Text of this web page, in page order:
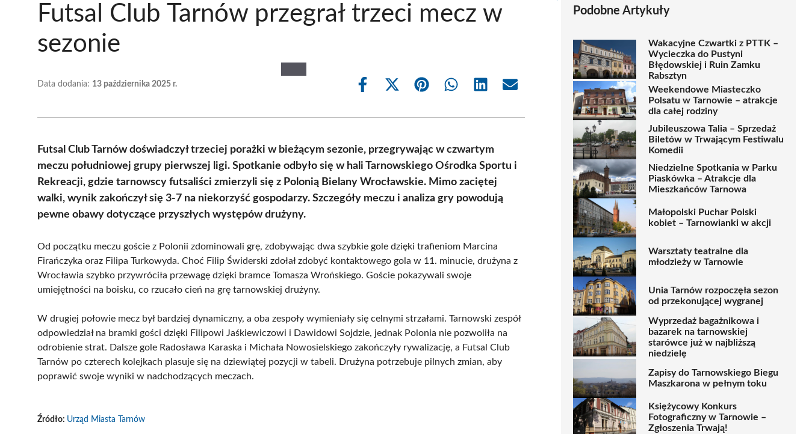
Futsal Club Tarnów przegrał trzeci mecz w
sezonie
Data dodania: 13 października 2025 r.
Share
Share
(Twitter)
Share Share Share Share
Futsal Club Tarnów doświadczył trzeciej porażki w bieżącym sezonie, przegrywając w czwartym
meczu południowej grupy pierwszej ligi. Spotkanie odbyło się w hali Tarnowskiego Ośrodka Sportu i
Rekreacji, gdzie tarnowscy futsaliści zmierzyli się z Polonią Bielany Wrocławskie. Mimo zaciętej
walki, wynik zakończył się 3-7 na niekorzyść gospodarzy. Szczegóły meczu i analiza gry powodują
pewne obawy dotyczące przyszłych występów drużyny.
Od początku meczu goście z Polonii zdominowali grę, zdobywając dwa szybkie gole dzięki trafieniom Marcina
Firańczyka oraz Filipa Turkowyda. Choć Filip Świderski zdołał zdobyć kontaktowego gola w 11. minucie, drużyna z
Wrocławia szybko przywróciła przewagę dzięki bramce Tomasza Wrońskiego. Goście pokazywali swoje
umiejętności na boisku, co rzucało cień na grę tarnowskiej drużyny.
W drugiej połowie mecz był bardziej dynamiczny, a oba zespoły wymieniały się celnymi strzałami. Tarnowski zespół
odpowiedział na bramki gości dzięki Filipowi Jaśkiewiczowi i Dawidowi Sojdzie, jednak Polonia nie pozwoliła na
odrobienie strat. Dalsze gole Radosława Karaska i Michała Nowosielskiego zakończyły rywalizację, a Futsal Club
Tarnów po czterech kolejkach plasuje się na dziewiątej pozycji w tabeli. Drużyna potrzebuje pilnych zmian, aby
poprawić swoje wyniki w nadchodzących meczach.
Źródło: Urząd Miasta Tarnów
Podobne Artykuły
Wakacyjne Czwartki z PTTK –
Wycieczka do Pustyni
Błędowskiej i Ruin Zamku
Rabsztyn
Weekendowe Miasteczko
Polsatu w Tarnowie – atrakcje
dla całej rodziny
Jubileuszowa Talia – Sprzedaż
Biletów w Trwającym Festiwalu
Komedii
Niedzielne Spotkania w Parku
Piaskówka – Atrakcje dla
Mieszkańców Tarnowa
Małopolski Puchar Polski
kobiet – Tarnowianki w akcji
Warsztaty teatralne dla
młodzieży w Tarnowie
Unia Tarnów rozpoczęła sezon
od przekonującej wygranej
Wyprzedaż bagażnikowa i
bazarek na tarnowskiej
starówce już w najbliższą
niedzielę
Zapisy do Tarnowskiego Biegu
Maszkarona w pełnym toku
Księżycowy Konkurs
Fotograficzny w Tarnowie –
Zgłoszenia Trwają!